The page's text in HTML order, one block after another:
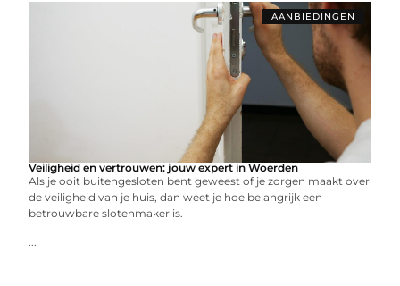
AANBIEDINGEN
Veiligheid en vertrouwen: jouw expert in Woerden
Als je ooit buitengesloten bent geweest of je zorgen maakt over
de veiligheid van je huis, dan weet je hoe belangrijk een
betrouwbare slotenmaker is.
...